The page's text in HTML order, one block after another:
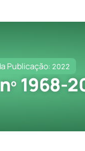
Publicação: 2022
1968-